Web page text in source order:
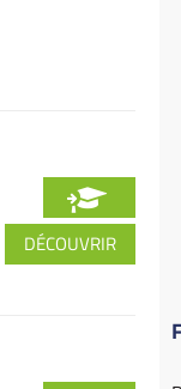
DÉCOUVRIR